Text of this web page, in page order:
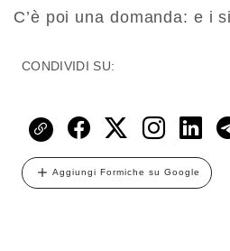
C’è poi una domanda: e i
CONDIVIDI SU:
Aggiungi Formiche su Google